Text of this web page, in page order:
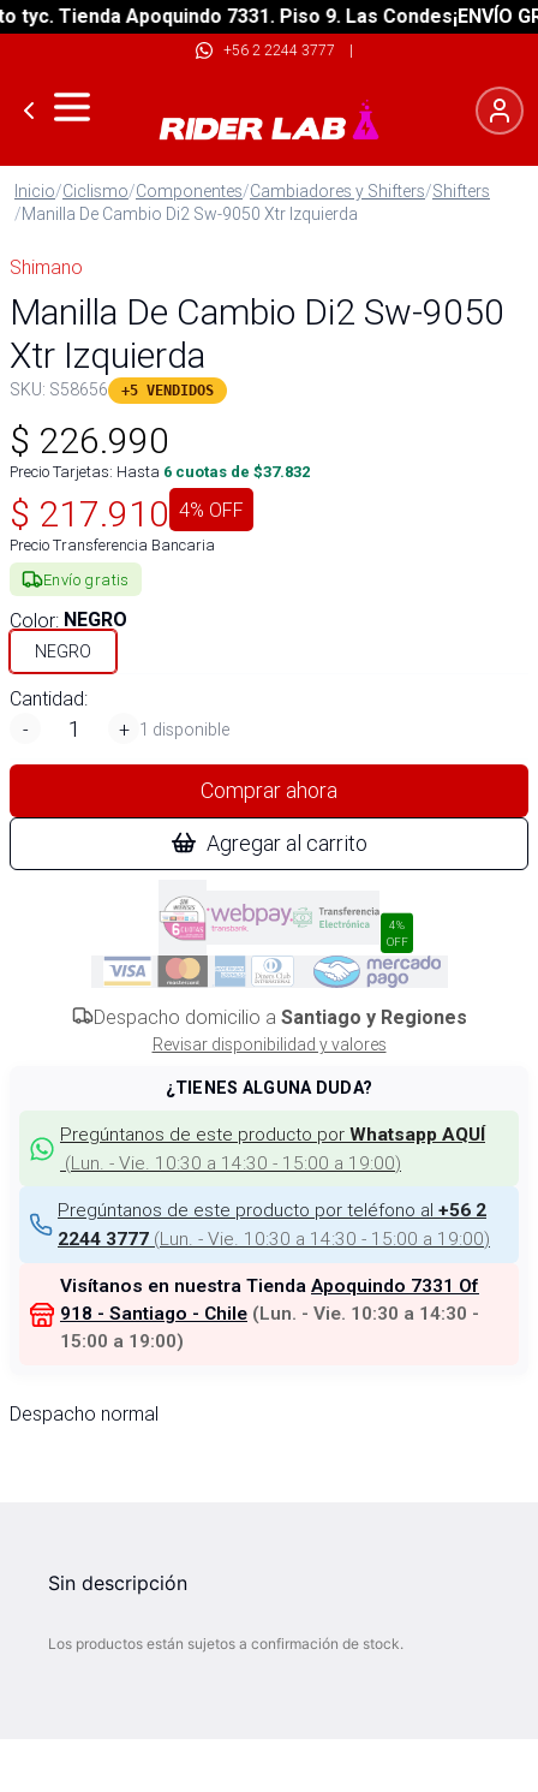
Tienda Apoquindo 7331. Piso 9. Las Condes¡ENVÍO
+56 2 2244 3777 |
Inicio/Ciclismo/Componentes/Cambiadores y Shifters/Shifters
/Manilla De Cambio Di2 Sw-9050 Xtr Izquierda
Shimano
Manilla De Cambio Di2 Sw-9050
Xtr Izquierda
SKU: S58656 +5 VENDIDOS
$ 226.990
Precio Tarjetas: Hasta 6 cuotas de $37.832
$ 217.910 4% OFF
Precio Transferencia Bancaria
Envío gratis
Color: NEGRO
NEGRO
Cantidad:
-
+ 1 disponible
Comprar ahora
Agregar al carrito
4%
OFF
Despacho domicilio a Santiago y Regiones
Revisar disponibilidad y valores
¿TIENES ALGUNA DUDA?
Pregúntanos de este producto por Whatsapp AQUÍ
(Lun. - Vie. 10:30 a 14:30 - 15:00 a 19:00)
Pregúntanos de este producto por teléfono al +56 2
2244 3777 (Lun. - Vie. 10:30 a 14:30 - 15:00 a 19:00)
Visítanos en nuestra Tienda Apoquindo 7331 Of
918 - Santiago - Chile (Lun. - Vie. 10:30 a 14:30 -
15:00 a 19:00)
Despacho normal
Sin descripción
Los productos están sujetos a confirmación de stock.